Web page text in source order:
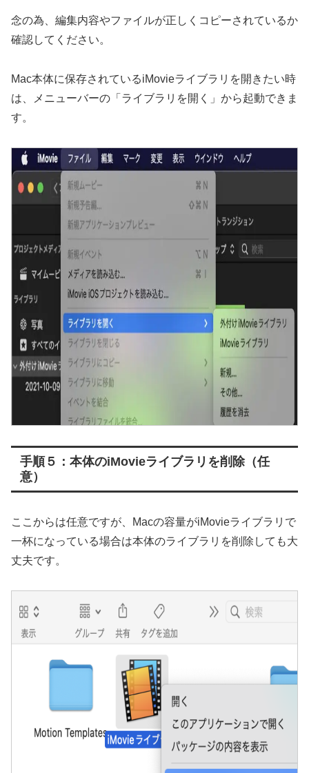
念の為、編集内容やファイルが正しくコピーされているか
確認してください。
Mac本体に保存されているiMovieライブラリを開きたい時
は、メニューバーの「ライブラリを開く」から起動できま
す。
手順５：本体のiMovieライブラリを削除（任
意）
ここからは任意ですが、Macの容量がiMovieライブラリで
一杯になっている場合は本体のライブラリを削除しても大
丈夫です。